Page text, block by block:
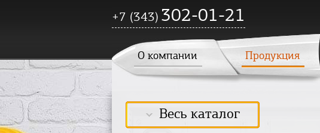
+7 (343) 302-01-21
О компании Продукция
Весь каталог